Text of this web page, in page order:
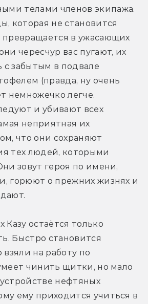
телами членов экипажа.
которая не становится
превращается в ужасающих
чересчур вас пугают, их
с забытым в подвале
(правда, ну очень
немножечко легче.
и убивают всех
неприятная их
что они сохраняют
тех людей, которыми
зовут героя по имени,
горюют о прежних жизнях и
Казу остаётся только
Быстро становится
взяли на работу по
чинить щитки, но мало
нефтяных
ему приходится учиться в